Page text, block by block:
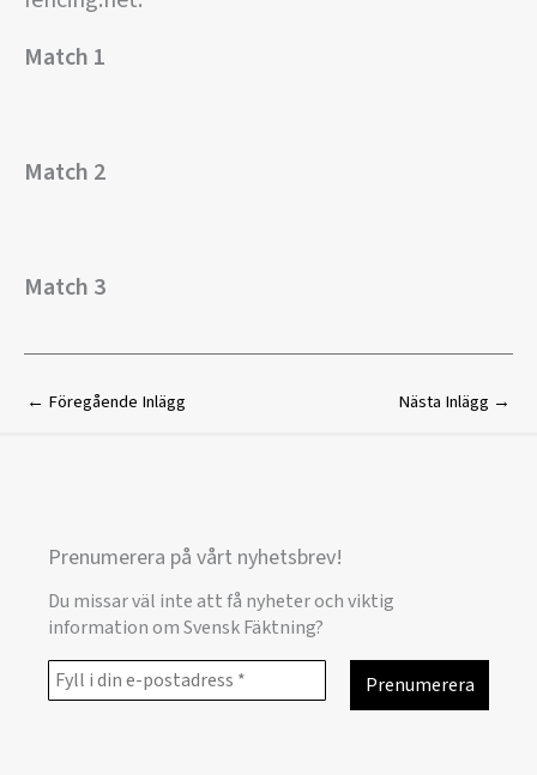
Match 1
Match 2
Match 3
← Föregående Inlägg Nästa Inlägg →
Prenumerera på vårt nyhetsbrev!
Du missar väl inte att få nyheter och viktig
information om Svensk Fäktning?